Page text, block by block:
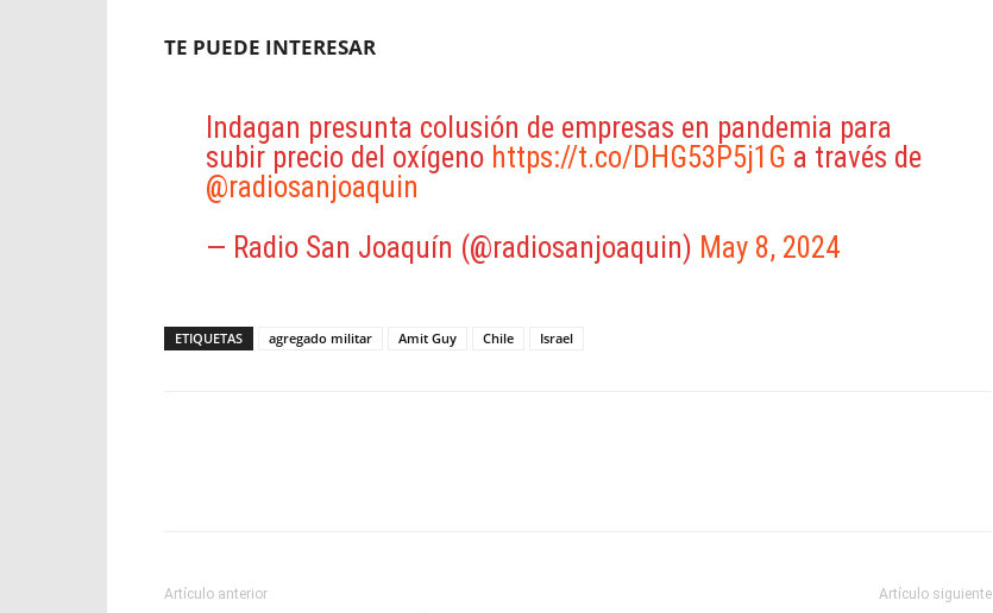
TE PUEDE INTERESAR
Indagan presunta colusión de empresas en pandemia para
subir precio del oxígeno https://t.co/DHG53P5j1G a través de
@radiosanjoaquin
— Radio San Joaquín (@radiosanjoaquin) May 8, 2024
ETIQUETAS agregado militar Amit Guy Chile Israel
Artículo anterior Artículo siguiente